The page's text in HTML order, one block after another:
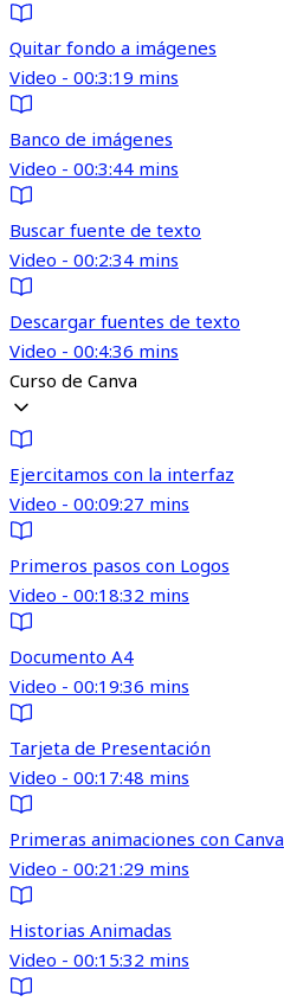
Quitar fondo a imágenes
Video - 00:3:19 mins
Banco de imágenes
Video - 00:3:44 mins
Buscar fuente de texto
Video - 00:2:34 mins
Descargar fuentes de texto
Video - 00:4:36 mins
Curso de Canva
Ejercitamos con la interfaz
Video - 00:09:27 mins
Primeros pasos con Logos
Video - 00:18:32 mins
Documento A4
Video - 00:19:36 mins
Tarjeta de Presentación
Video - 00:17:48 mins
Primeras animaciones con Canva
Video - 00:21:29 mins
Historias Animadas
Video - 00:15:32 mins